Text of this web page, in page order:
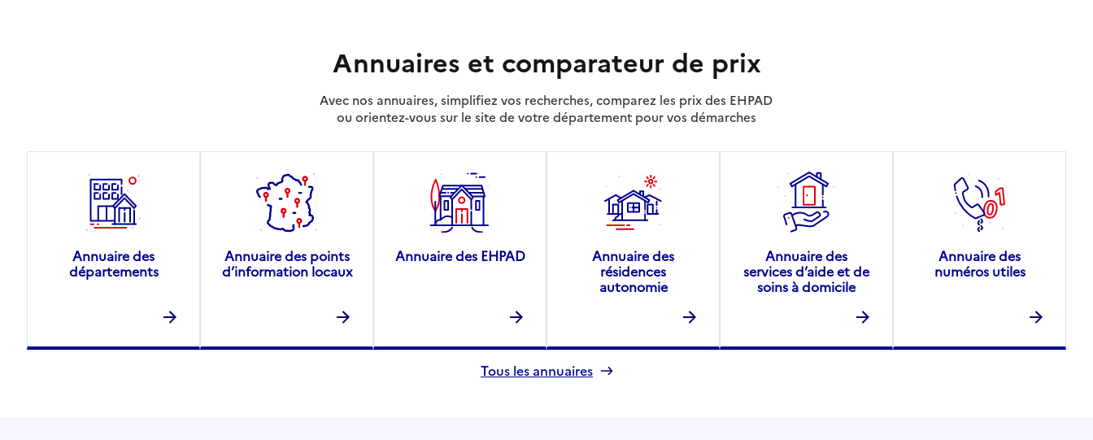
Annuaires et comparateur de prix
Avec nos annuaires, simplifiez vos recherches, comparez les prix des EHPAD
ou orientez-vous sur le site de votre département pour vos démarches
Annuaire des
départements
Annuaire des points
d’information locaux
Annuaire des EHPAD
Annuaire des
résidences
autonomie
Annuaire des
services d’aide et de
soins à domicile
Annuaire des
numéros utiles
Tous les annuaires